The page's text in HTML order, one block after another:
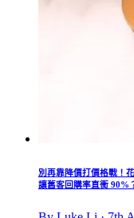
別再靠降價打價格戰！
讓舊客回購率直衝 90%